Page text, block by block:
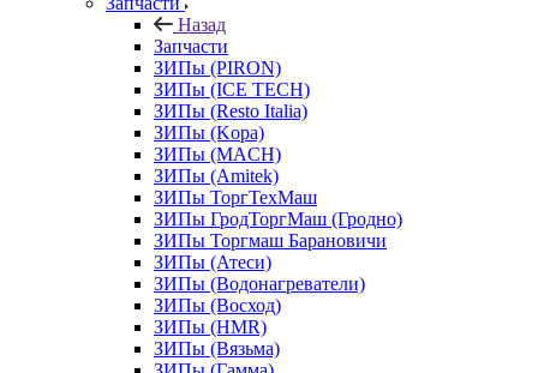
Назад
Запчасти
ЗИПы (PIRON)
ЗИПы (ICE TECH)
ЗИПы (Resto Italia)
ЗИПы (Kopa)
ЗИПы (MACH)
ЗИПы (Amitek)
ЗИПы ТоргТехМаш
ЗИПы ГродТоргМаш (Гродно)
ЗИПы Торгмаш Барановичи
ЗИПы (Атеси)
ЗИПы (Водонагреватели)
ЗИПы (Восход)
ЗИПы (HMR)
ЗИПы (Вязьма)